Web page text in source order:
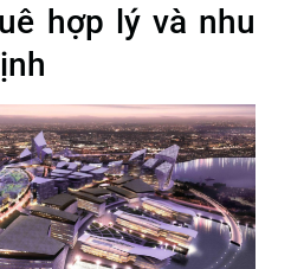
hợp lý và nhu